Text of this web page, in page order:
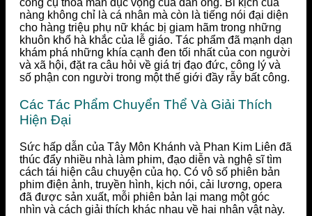
công cụ thỏa mãn dục vọng của đàn ông. Bi kịch của
nàng không chỉ là cá nhân mà còn là tiếng nói đại diện
cho hàng triệu phụ nữ khác bị giam hãm trong những
khuôn khổ hà khắc của lễ giáo. Tác phẩm đã mạnh dạn
khám phá những khía cạnh đen tối nhất của con người
và xã hội, đặt ra câu hỏi về giá trị đạo đức, công lý và
số phận con người trong một thế giới đầy rẫy bất công.
Các Tác Phẩm Chuyển Thể Và Giải Thích
Hiện Đại
Sức hấp dẫn của Tây Môn Khánh và Phan Kim Liên đã
thúc đẩy nhiều nhà làm phim, đạo diễn và nghệ sĩ tìm
cách tái hiện câu chuyện của họ. Có vô số phiên bản
phim điện ảnh, truyền hình, kịch nói, cải lương, opera
đã được sản xuất, mỗi phiên bản lại mang một góc
nhìn và cách giải thích khác nhau về hai nhân vật này.